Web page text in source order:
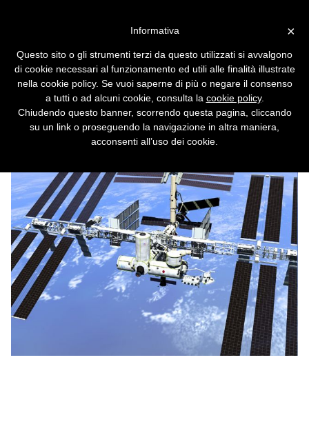
L'uomo presto ritornerà sulla Luna, ci si
prepara all'esplorazione umana di Marte, la
stazione spaziale internazionale sta per
essere completata. Cosa pensi degli elevati
costi che tale tipo di ricerca comporta?
×
Informativa
Questo sito o gli strumenti terzi da questo utilizzati si avvalgono
di cookie necessari al funzionamento ed utili alle finalità illustrate
nella cookie policy. Se vuoi saperne di più o negare il consenso
a tutti o ad alcuni cookie, consulta la cookie policy.
Chiudendo questo banner, scorrendo questa pagina, cliccando
su un link o proseguendo la navigazione in altra maniera,
acconsenti all’uso dei cookie.